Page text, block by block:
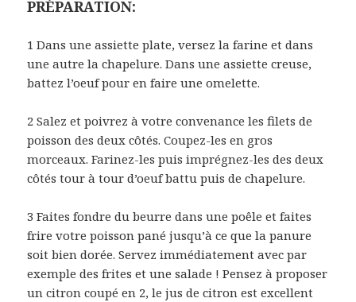
PRÉPARATION:
1 Dans une assiette plate, versez la farine et dans
une autre la chapelure. Dans une assiette creuse,
battez l’oeuf pour en faire une omelette.
2 Salez et poivrez à votre convenance les filets de
poisson des deux côtés. Coupez-les en gros
morceaux. Farinez-les puis imprégnez-les des deux
côtés tour à tour d’oeuf battu puis de chapelure.
3 Faites fondre du beurre dans une poêle et faites
frire votre poisson pané jusqu’à ce que la panure
soit bien dorée. Servez immédiatement avec par
exemple des frites et une salade ! Pensez à proposer
un citron coupé en 2, le jus de citron est excellent